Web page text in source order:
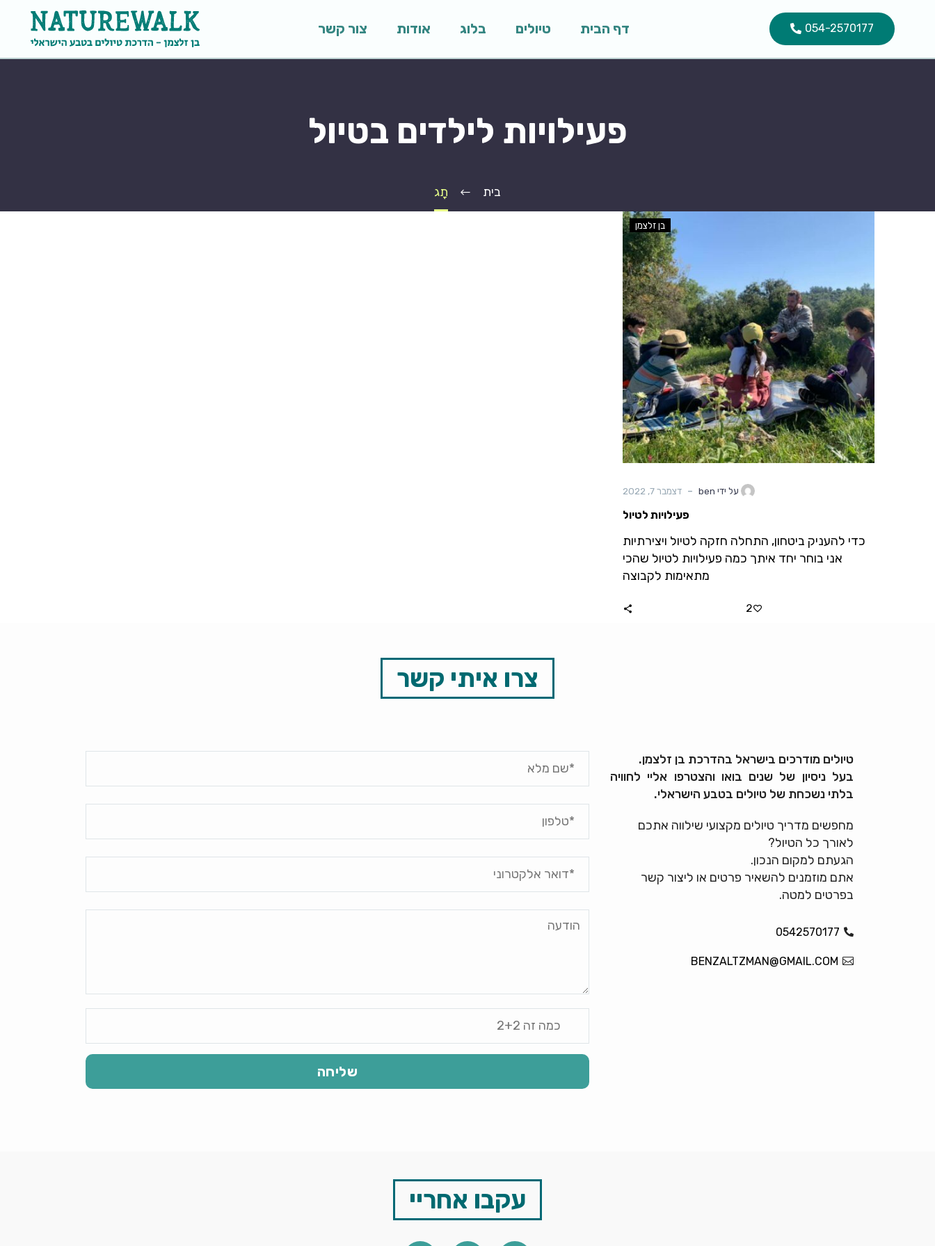
054-2570177 דף הבית טיולים בלוג אודות צור קשר
פעילויות לילדים בטיול
בית תָג
בן זלצמן
על ידי ben - דצמבר 7, 2022
פעילויות לטיול
כדי להעניק ביטחון, התחלה חזקה לטיול ויצירתיות
אני בוחר יחד איתך כמה פעילויות לטיול שהכי
מתאימות לקבוצה
2
צרו איתי קשר
טיולים מודרכים בישראל בהדרכת בן זלצמן.
בעל ניסיון של שנים בואו והצטרפו אליי לחוויה
בלתי נשכחת של טיולים בטבע הישראלי.
מחפשים מדריך טיולים מקצועי שילווה אתכם
לאורך כל הטיול?
הגעתם למקום הנכון.
אתם מוזמנים להשאיר פרטים או ליצור קשר
בפרטים למטה.
0542570177
BENZALTZMAN@GMAIL.COM
עקבו אחריי